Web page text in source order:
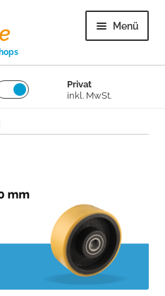
Menü
Privat
inkl. MwSt.